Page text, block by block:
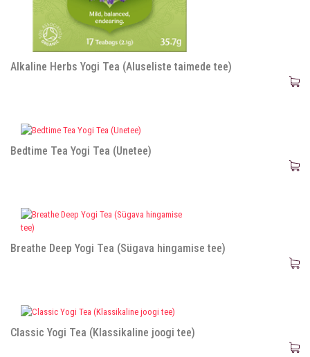
Alkaline Herbs Yogi Tea (Aluseliste taimede tee)
Bedtime Tea Yogi Tea (Unetee)
Breathe Deep Yogi Tea (Sügava hingamise tee)
Classic Yogi Tea (Klassikaline joogi tee)